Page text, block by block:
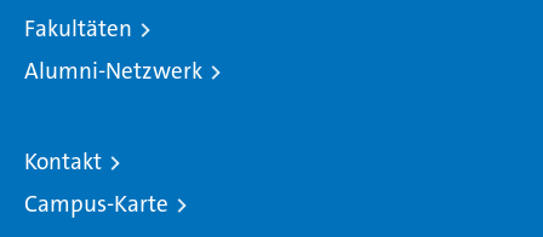
Fakultäten
Alumni-Netzwerk
Kontakt
Campus-Karte